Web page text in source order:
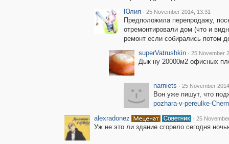
Юлия · 25 November 2014, 13:31
Предположила перепродажу,
отремонтировали дом (что и
ремонт если собирались потом
superVatrushkin · 25 November
Дык ну 20000м2 офисных
narniets · 25 November
Вон уже пишут, что
pozhara-v-pereulke-
alexradonez
· 25
Уж не это ли здание сгорело сегодня